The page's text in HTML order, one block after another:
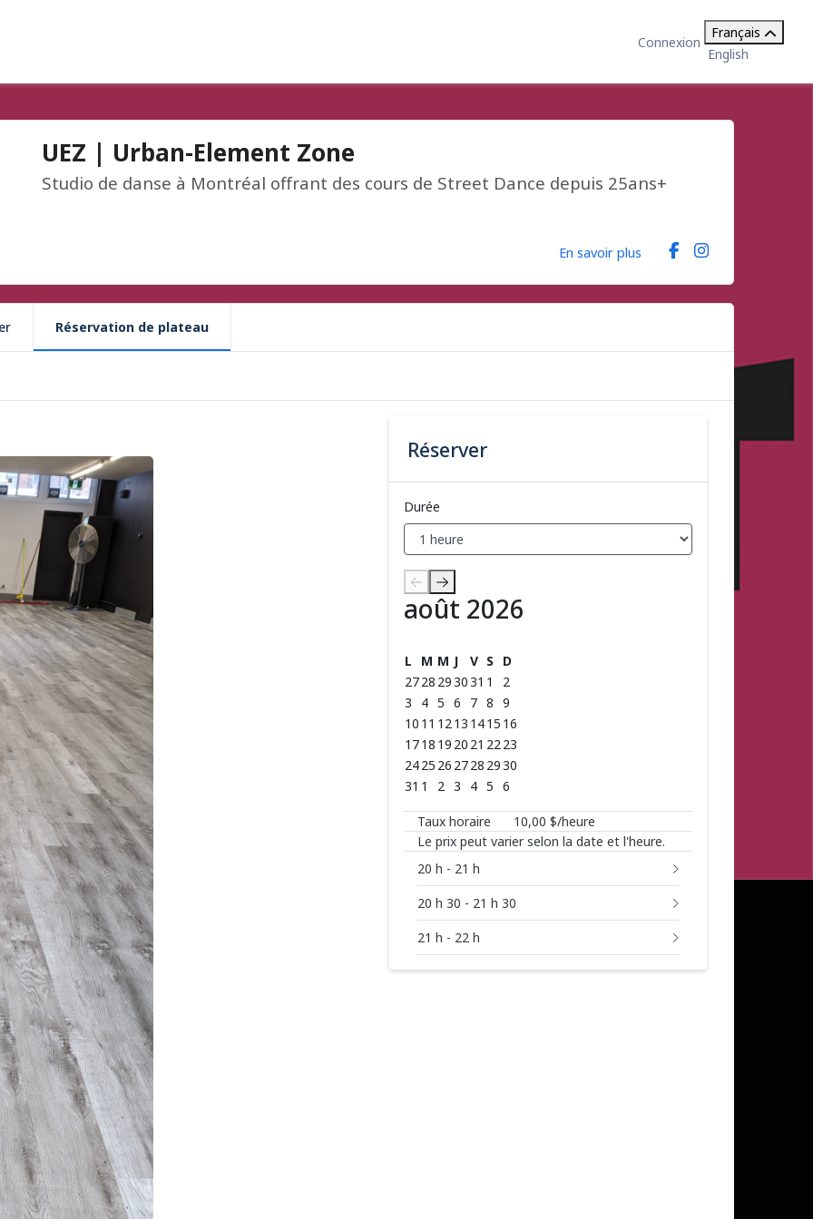
Connexion
Français
English
UEZ | Urban-Element Zone
Studio de danse à Montréal offrant des cours de Street Dance depuis 25ans+
En savoir plus
Réservation de plateau
Réserver
Durée
août 2026
août 2026
L M M J V S D
2728 293031 1
2
3
4 5 6 7 8 9
10 11 1213 1415 16
1718 19 20 21 2223
2425 26 2728 2930
31 1 2 3 4 5 6
Taux horaire
10,00 $/heure
Le prix peut varier selon la date et l'heure.
Réserver de 20 h à 21 h
20 h - 21 h
Réserver de 20 h 30 à 21 h 30
20 h 30 - 21 h 30
Réserver de 21 h à 22 h
21 h - 22 h